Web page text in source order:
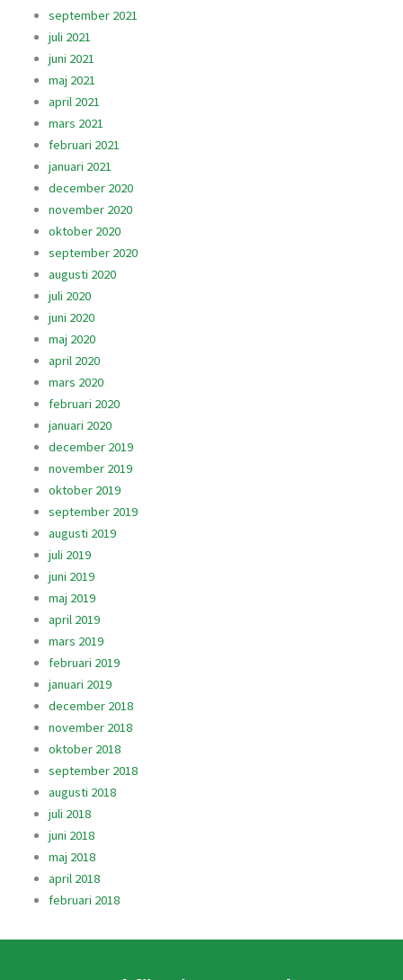
september 2021
juli 2021
juni 2021
maj 2021
april 2021
mars 2021
februari 2021
januari 2021
december 2020
november 2020
oktober 2020
september 2020
augusti 2020
juli 2020
juni 2020
maj 2020
april 2020
mars 2020
februari 2020
januari 2020
december 2019
november 2019
oktober 2019
september 2019
augusti 2019
juli 2019
juni 2019
maj 2019
april 2019
mars 2019
februari 2019
januari 2019
december 2018
november 2018
oktober 2018
september 2018
augusti 2018
juli 2018
juni 2018
maj 2018
april 2018
februari 2018